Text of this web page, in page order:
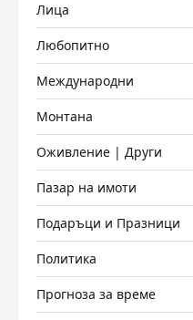
Лица
Любопитно
Международни
Монтана
Оживление | Други
Пазар на имоти
Подаръци и Празници
Политика
Прогноза за време